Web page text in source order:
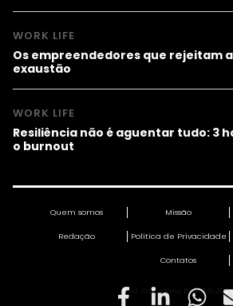
WORK LIFE
Os empreendedores que rejeitam
exaustão
WORK LIFE
Resiliência não é aguentar tudo: 3
o burnout
Quem somos Missão
Redação Política de Privacidade
Contatos
Fast Company Brasil ©